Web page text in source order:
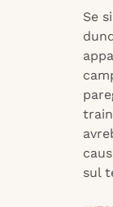
Se
sul